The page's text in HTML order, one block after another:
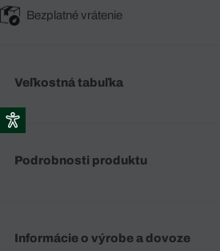
Bezplatné vrátenie
Veľkostná tabuľka
Podrobnosti produktu
Informácie o výrobe a dovoze